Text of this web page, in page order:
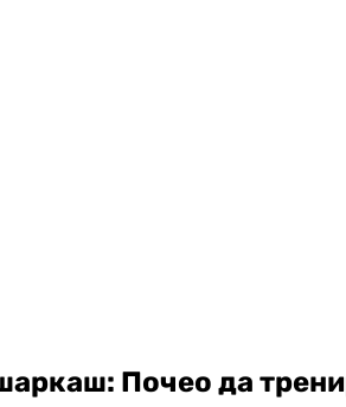
Почео да